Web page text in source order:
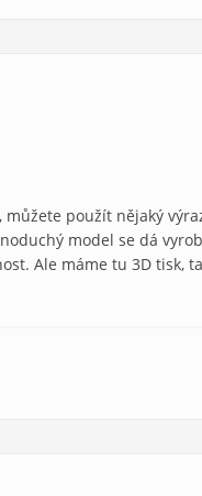
použít nějaký
model se dá
Ale máme tu 3D tisk,